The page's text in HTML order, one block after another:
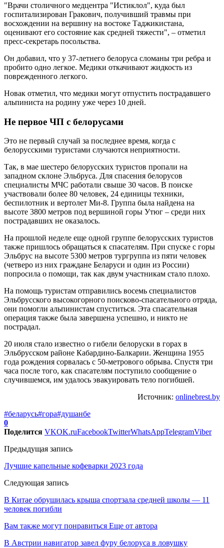
"Врачи столичного медцентра "Истиклол", куда был
госпитализирован Гракович, получивший травмы при
восхождении на вершину на востоке Таджикистана,
оценивают его состояние как средней тяжести", – отметил
пресс-секретарь посольства.
Он добавил, что у 37-летнего белоруса сломаны три ребра и
пробито одно легкое. Медики откачивают жидкость из
поврежденного легкого.
Новак отметил, что медики могут отпустить пострадавшего
альпиниста на родину уже через 10 дней.
Не первое ЧП с белорусами
Это не первый случай за последнее время, когда с
белорусскими туристами случаются неприятности.
Так, в мае шестеро белорусских туристов пропали на
западном склоне Эльбруса. Для спасения белорусов
специалисты МЧС работали свыше 30 часов. В поиске
участвовали более 80 человек, 24 единицы техники,
беспилотник и вертолет Ми-8. Группа была найдена на
высоте 3800 метров под вершиной горы Утюг – среди них
пострадавших не оказалось.
На прошлой неделе еще одной группе белорусских туристов
также пришлось обращаться к спасателям. При спуске с горы
Эльбрус на высоте 5300 метров тургруппа из пяти человек
(четверо из них граждане Беларуси и один из России)
попросила о помощи, так как двум участникам стало плохо.
На помощь туристам отправились восемь специалистов
Эльбрусского высокогорного поисково-спасательного отряда,
они помогли альпинистам спуститься. Эта спасательная
операция также была завершена успешно, и никто не
пострадал.
20 июля стало известно о гибели белоруски в горах в
Эльбрусском районе Кабардино-Балкарии. Женщина 1955
года рождения сорвалась с 50-метрового обрыва. Спустя три
часа после того, как спасателям поступило сообщение о
случившемся, им удалось эвакуировать тело погибшей.
Источник: onlinebrest.by
#беларусь#гора#душанбе
0
Поделится VKOK.ruFacebookTwitterWhatsAppTelegramViber
Предыдущая запись
Лучшие капельные кофеварки 2023 года
Следующая запись
В Китае обрушилась крыша спортзала средней школы — 11
человек погибли
Вам также могут понравиться Еще от автора
В Австрии навигатор завел фуру белоруса в ловушку